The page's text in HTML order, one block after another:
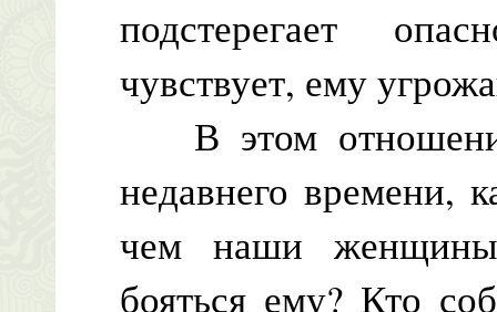
подстерегает
чувствует, ему
В этом
недавнего времени,
чем наши
бояться ему? Кто